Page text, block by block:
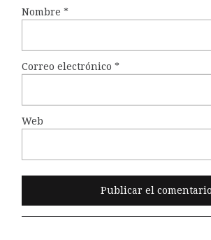
Nombre *
Correo electrónico *
Web